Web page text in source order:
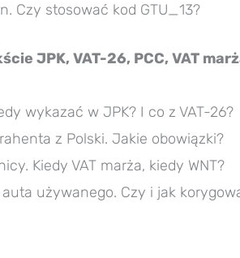
Czy stosować kod GTU_13?
JPK, VAT-26, PCC, VAT
wykazać w JPK? I co z VAT-26?
z Polski. Jakie obowiązki?
Kiedy VAT marża, kiedy WNT?
używanego. Czy i jak